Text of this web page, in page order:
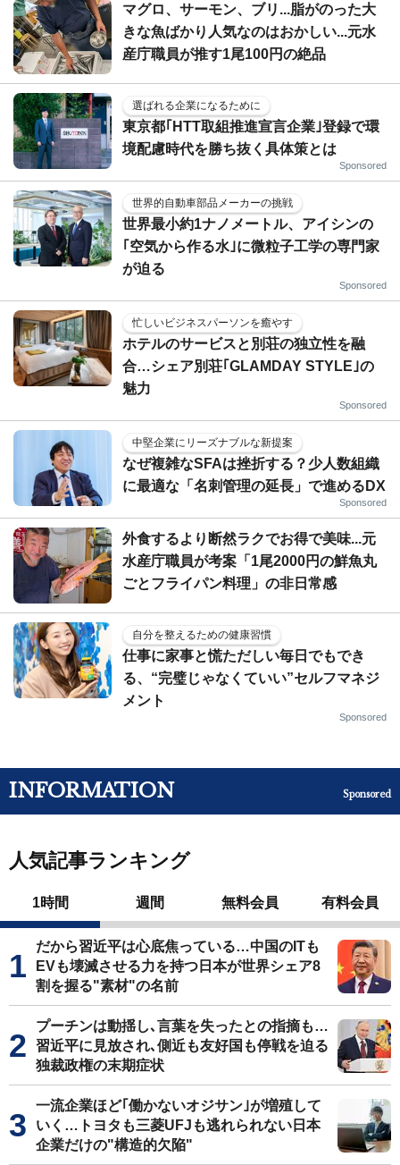
マグロ、サーモン、ブリ...脂がのった大
きな魚ばかり人気なのはおかしい...元水
産庁職員が推す1尾100円の絶品
選ばれる企業になるために
東京都｢HTT取組推進宣言企業｣登録で環
境配慮時代を勝ち抜く具体策とは
Sponsored
世界的自動車部品メーカーの挑戦
世界最小約1ナノメートル、アイシンの
｢空気から作る水｣に微粒子工学の専門家
が迫る
Sponsored
忙しいビジネスパーソンを癒やす
ホテルのサービスと別荘の独立性を融
合…シェア別荘｢GLAMDAY STYLE｣の
魅力
Sponsored
中堅企業にリーズナブルな新提案
なぜ複雑なSFAは挫折する？少人数組織
に最適な「名刺管理の延長」で進めるDX
Sponsored
外食するより断然ラクでお得で美味...元
水産庁職員が考案「1尾2000円の鮮魚丸
ごとフライパン料理」の非日常感
自分を整えるための健康習慣
仕事に家事と慌ただしい毎日でもでき
る、“完璧じゃなくていい”セルフマネジ
メント
Sponsored
INFORMATION Sponsored
人気記事ランキング
1時間 週間 無料会員 有料会員
だから習近平は心底焦っている…中国のITも
EVも壊滅させる力を持つ日本が世界シェア8
割を握る"素材"の名前
プーチンは動揺し､言葉を失ったとの指摘も…
習近平に見放され､側近も友好国も停戦を迫る
独裁政権の末期症状
一流企業ほど｢働かないオジサン｣が増殖して
いく…トヨタも三菱UFJも逃れられない日本
企業だけの"構造的欠陥"